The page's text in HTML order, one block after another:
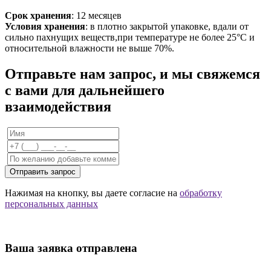
Срок хранения: 12 месяцев
Условия хранения: в плотно закрытой упаковке, вдали от
сильно пахнущих веществ,при температуре не более 25°С и
относительной влажности не выше 70%.
Отправьте нам запрос, и мы свяжемся
с вами для дальнейшего
взаимодействия
Отправить запрос
Нажимая на кнопку, вы даете согласие на обработку
персональных данных
Ваша заявка отправлена